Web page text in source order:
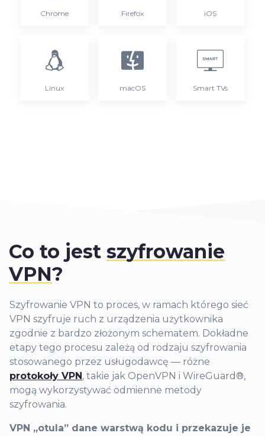
Chrome Firefox iOS
Linux macOS Smart TVs
Co to jest szyfrowanie
VPN?
Szyfrowanie VPN to proces, w ramach którego sieć
VPN szyfruje ruch z urządzenia użytkownika
zgodnie z bardzo złożonym schematem. Dokładne
etapy tego procesu zależą od rodzaju szyfrowania
stosowanego przez usługodawcę — różne
protokoły VPN , takie jak OpenVPN i WireGuard®,
mogą wykorzystywać odmienne metody
szyfrowania.
VPN „otula” dane warstwą kodu i przekazuje je